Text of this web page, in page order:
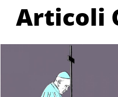
Articoli